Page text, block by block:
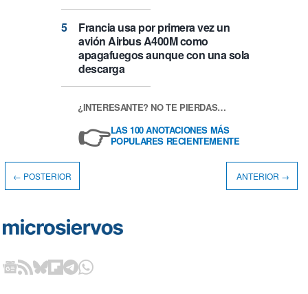
Francia usa por primera vez un
avión Airbus A400M como
apagafuegos aunque con una sola
descarga
¿INTERESANTE? NO TE PIERDAS…
👉LAS 100 ANOTACIONES MÁS
POPULARES RECIENTEMENTE
← POSTERIOR ANTERIOR →